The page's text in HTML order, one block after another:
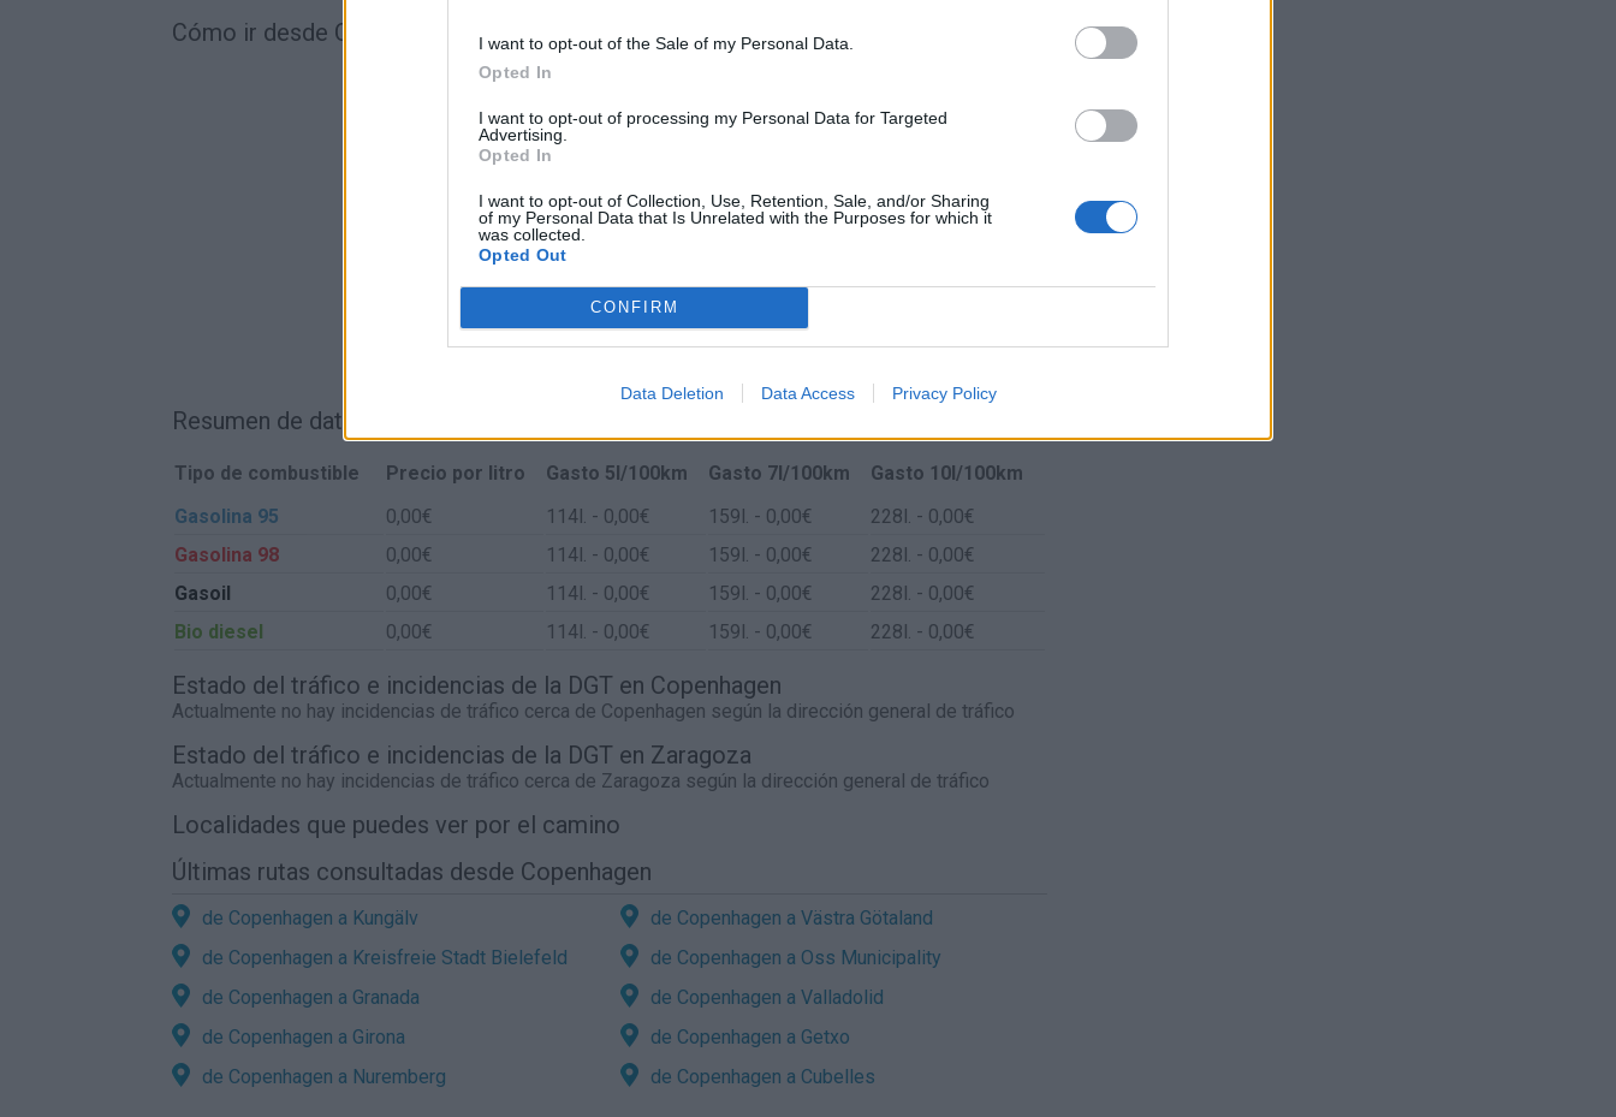
I want to opt-out of the Sale of my Personal Data.
Opted In
I want to opt-out of processing my Personal Data for Targeted
Advertising.
Opted In
I want to opt-out of Collection, Use, Retention, Sale, and/or Sharing
of my Personal Data that Is Unrelated with the Purposes for which it
was collected.
Opted Out
CONFIRM
Data Deletion Data Access Privacy Policy
Cómo ir desde Copenhagen a Zaragoza
Resumen de datos de la ruta entre Copenhagen y Zaragoza
Tipo de combustible Precio por litro Gasto 5l/100km Gasto 7l/100km
Gasto 10l/100km
Gasolina 95
0,00€ 114l. - 0,00€ 159l. - 0,00€ 228l. - 0,00€
Gasolina 98
0,00€ 114l. - 0,00€ 159l. - 0,00€ 228l. - 0,00€
Gasoil
0,00€ 114l. - 0,00€ 159l. - 0,00€ 228l. - 0,00€
Bio diesel
0,00€ 114l. - 0,00€ 159l. - 0,00€ 228l. - 0,00€
Estado del tráfico e incidencias de la DGT en Copenhagen
Actualmente no hay incidencias de tráfico cerca de Copenhagen según la dirección general de tráfico
Estado del tráfico e incidencias de la DGT en Zaragoza
Actualmente no hay incidencias de tráfico cerca de Zaragoza según la dirección general de tráfico
Localidades que puedes ver por el camino
Últimas rutas consultadas desde Copenhagen
de Copenhagen a Kungälv
de Copenhagen a Västra Götaland
de Copenhagen a Kreisfreie Stadt Bielefeld
de Copenhagen a Oss Municipality
de Copenhagen a Granada
de Copenhagen a Valladolid
de Copenhagen a Girona
de Copenhagen a Getxo
de Copenhagen a Nuremberg
de Copenhagen a Cubelles